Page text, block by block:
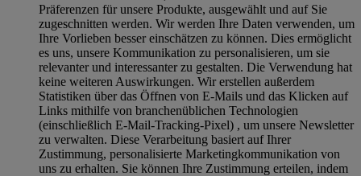
Präferenzen für unsere Produkte, ausgewählt und auf Sie
zugeschnitten werden. Wir werden Ihre Daten verwenden, um
Ihre Vorlieben besser einschätzen zu können. Dies ermöglicht
es uns, unsere Kommunikation zu personalisieren, um sie
relevanter und interessanter zu gestalten. Die Verwendung hat
keine weiteren Auswirkungen. Wir erstellen außerdem
Statistiken über das Öffnen von E-Mails und das Klicken auf
Links mithilfe von branchenüblichen Technologien
(einschließlich E-Mail-Tracking-Pixel) , um unsere Newsletter
zu verwalten. Diese Verarbeitung basiert auf Ihrer
Zustimmung, personalisierte Marketingkommunikation von
uns zu erhalten. Sie können Ihre Zustimmung erteilen, indem